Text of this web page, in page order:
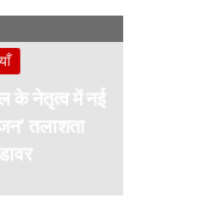
के नेतृत्व में नई
तलाशता